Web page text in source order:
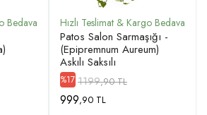
Patos Salon Sarmaşığı -
(Epipremnum Aureum)
Askılı Saksılı
%17 1199,90 TL
999,90 TL